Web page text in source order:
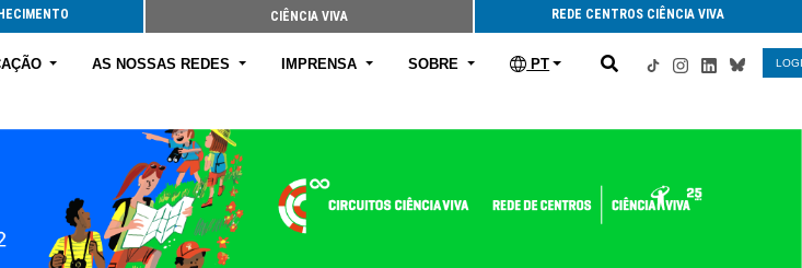
CIÊNCIA VIVA REDE CENTROS CIÊNCIA VIVA
AS NOSSAS REDES IMPRENSA SOBRE PT